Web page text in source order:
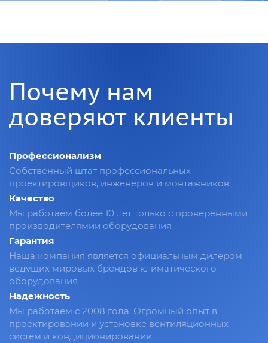
Почему нам
доверяют клиенты
Профессионализм
Собственный штат профессиональных
проектировщиков, инженеров и монтажников
Качество
Мы работаем более 10 лет только с проверенными
производителямии оборудования
Гарантия
Наша компания является официальным дилером
ведущих мировых брендов климатического
оборудования
Надежность
Мы работаем с 2008 года. Огромный опыт в
проектировании и установке вентиляционных
систем и кондиционировании.